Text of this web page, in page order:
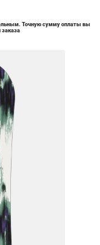
Точную сумму оплаты вы